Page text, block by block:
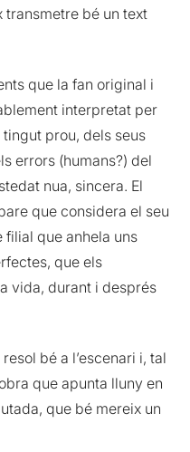
transmetre bé un text
que la fan original i
interpretat per
prou, dels seus
errors (humans?) del
nua, sincera. El
que considera el seu
filial que anhela uns
que els
vida, durant i després
bé a l’escenari i, tal
que apunta lluny en
que bé mereix un